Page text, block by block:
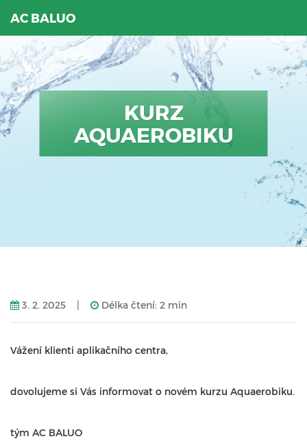
AC BALUO
KURZ
AQUAEROBIKU
3. 2. 2025 Délka čtení: 2 min
Vážení klienti aplikačního centra,
dovolujeme si Vás informovat o novém kurzu Aquaerobiku.
tým AC BALUO